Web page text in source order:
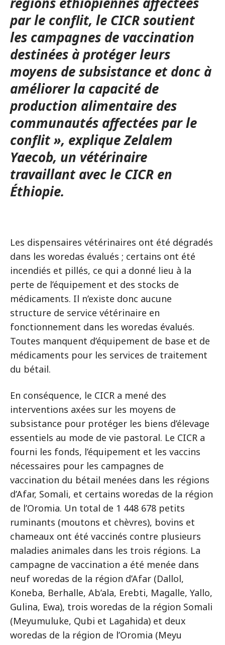
par le conflit, le CICR soutient
les campagnes de vaccination
destinées à protéger leurs
moyens de subsistance et donc à
améliorer la capacité de
production alimentaire des
communautés affectées par le
conflit », explique Zelalem
Yaecob, un vétérinaire
travaillant avec le CICR en
Éthiopie.
Les dispensaires vétérinaires ont été dégradés
dans les woredas évalués ; certains ont été
incendiés et pillés, ce qui a donné lieu à la
perte de l’équipement et des stocks de
médicaments. Il n’existe donc aucune
structure de service vétérinaire en
fonctionnement dans les woredas évalués.
Toutes manquent d’équipement de base et de
médicaments pour les services de traitement
du bétail.
En conséquence, le CICR a mené des
interventions axées sur les moyens de
subsistance pour protéger les biens d’élevage
essentiels au mode de vie pastoral. Le CICR a
fourni les fonds, l’équipement et les vaccins
nécessaires pour les campagnes de
vaccination du bétail menées dans les régions
d’Afar, Somali, et certains woredas de la région
de l’Oromia. Un total de 1 448 678 petits
ruminants (moutons et chèvres), bovins et
chameaux ont été vaccinés contre plusieurs
maladies animales dans les trois régions. La
campagne de vaccination a été menée dans
neuf woredas de la région d’Afar (Dallol,
Koneba, Berhalle, Ab’ala, Erebti, Magalle, Yallo,
Gulina, Ewa), trois woredas de la région Somali
(Meyumuluke, Qubi et Lagahida) et deux
woredas de la région de l’Oromia (Meyu